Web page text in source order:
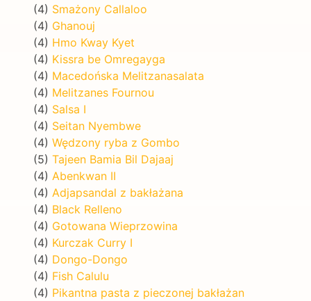
(4) Smażony Callaloo
(4) Ghanouj
(4) Hmo Kway Kyet
(4) Kissra be Omregayga
(4) Macedońska Melitzanasalata
(4) Melitzanes Fournou
(4) Salsa I
(4) Seitan Nyembwe
(4) Wędzony ryba z Gombo
(5) Tajeen Bamia Bil Dajaaj
(4) Abenkwan II
(4) Adjapsandal z bakłażana
(4) Black Relleno
(4) Gotowana Wieprzowina
(4) Kurczak Curry I
(4) Dongo-Dongo
(4) Fish Calulu
(4) Pikantna pasta z pieczonej bakłażan